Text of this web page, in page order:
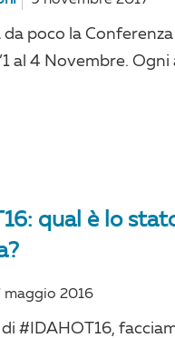
da poco la
al 4 Novembre.
qual è lo
maggio 2016
di #IDAHOT16,